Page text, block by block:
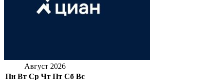
Август 2026
Пн Вт Ср Чт Пт Сб Вс